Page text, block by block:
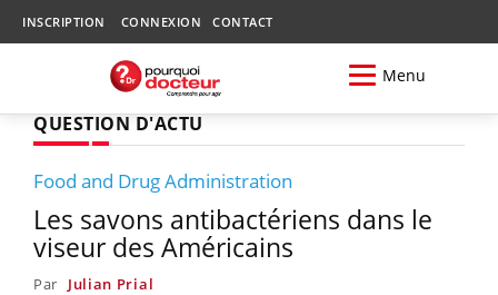
INSCRIPTION CONNEXION CONTACT
Menu
QUESTION D'ACTU
Food and Drug Administration
Les savons antibactériens dans le
viseur des Américains
Par Julian Prial